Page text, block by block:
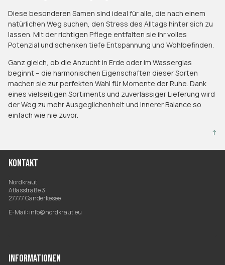
Diese besonderen Samen sind ideal für alle, die nach einem
natürlichen Weg suchen, den Stress des Alltags hinter sich zu
lassen. Mit der richtigen Pflege entfalten sie ihr volles
Potenzial und schenken tiefe Entspannung und Wohlbefinden.
Ganz gleich, ob die Anzucht in Erde oder im Wasserglas
beginnt – die harmonischen Eigenschaften dieser Sorten
machen sie zur perfekten Wahl für Momente der Ruhe. Dank
eines vielseitigen Sortiments und zuverlässiger Lieferung wird
der Weg zu mehr Ausgeglichenheit und innerer Balance so
einfach wie nie zuvor.
↑
KONTAKT
Nordkraut
Atlasstraße 3
27777 Ganderkesee
E-Mail: info@nordkraut.eu
INFORMATIONEN